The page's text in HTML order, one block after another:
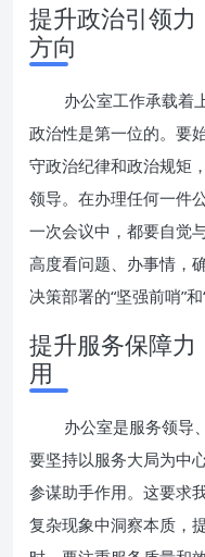
提升政治引领
方向
办公室工作承载着
政治性是第一位的。要
守政治纪律和政治规矩
领导。在办理任何一件
一次会议中，都要自觉
高度看问题、办事情，
决策部署的“坚强前哨”和
提升服务保障
用
办公室是服务领导
要坚持以服务大局为中
参谋助手作用。这要求
复杂现象中洞察本质，